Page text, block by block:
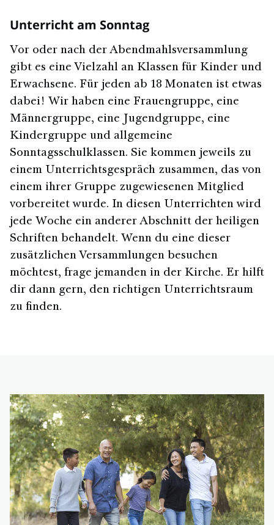
Unterricht am Sonntag
Vor oder nach der Abendmahlsversammlung
gibt es eine Vielzahl an Klassen für Kinder und
Erwachsene. Für jeden ab 18 Monaten ist etwas
dabei! Wir haben eine Frauengruppe, eine
Männergruppe, eine Jugendgruppe, eine
Kindergruppe und allgemeine
Sonntagsschulklassen. Sie kommen jeweils zu
einem Unterrichtsgespräch zusammen, das von
einem ihrer Gruppe zugewiesenen Mitglied
vorbereitet wurde. In diesen Unterrichten wird
jede Woche ein anderer Abschnitt der heiligen
Schriften behandelt. Wenn du eine dieser
zusätzlichen Versammlungen besuchen
möchtest, frage jemanden in der Kirche. Er hilft
dir dann gern, den richtigen Unterrichtsraum
zu finden.